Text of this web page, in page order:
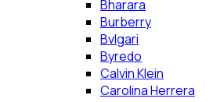
Bharara
Burberry
Bvlgari
Byredo
Calvin Klein
Carolina Herrera